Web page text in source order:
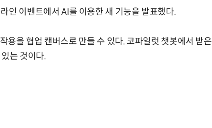
이벤트에서 AI를 이용한 새 기능을 발표했다.
용을 협업 캔버스로 만들 수 있다. 코파일럿 챗봇에서 받은
는 것이다.